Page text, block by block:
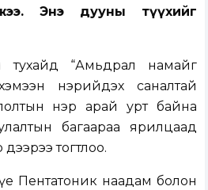
Энэ дууны түүхийг
тухайд “Амьдрал намайг
нэрийдэх саналтай
нэр арай урт байна
багаараа ярилцаад
тогтлоо.
Пентатоник наадам болон